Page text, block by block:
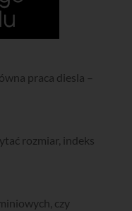
praca diesla –
rozmiar, indeks
czy